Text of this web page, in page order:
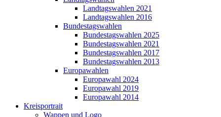
Landtagswahlen 2021
Landtagswahlen 2016
Bundestagswahlen
Bundestagswahlen 2025
Bundestagswahlen 2021
Bundestagswahlen 2017
Bundestagswahlen 2013
Europawahlen
Europawahl 2024
Europawahl 2019
Europawahl 2014
Kreisportrait
Wappen und Logo